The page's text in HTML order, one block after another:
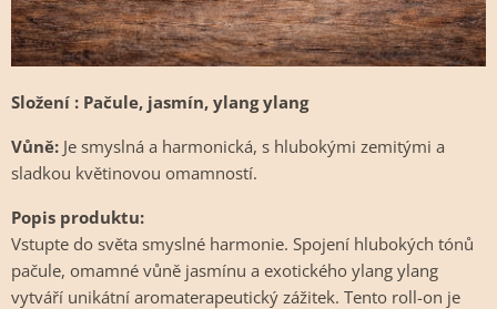
Složení : Pačule, jasmín, ylang ylang
Vůně: Je smyslná a harmonická, s hlubokými zemitými a
sladkou květinovou omamností.
Popis produktu:
Vstupte do světa smyslné harmonie. Spojení hlubokých tónů
pačule, omamné vůně jasmínu a exotického ylang ylang
vytváří unikátní aromaterapeutický zážitek. Tento roll-on je